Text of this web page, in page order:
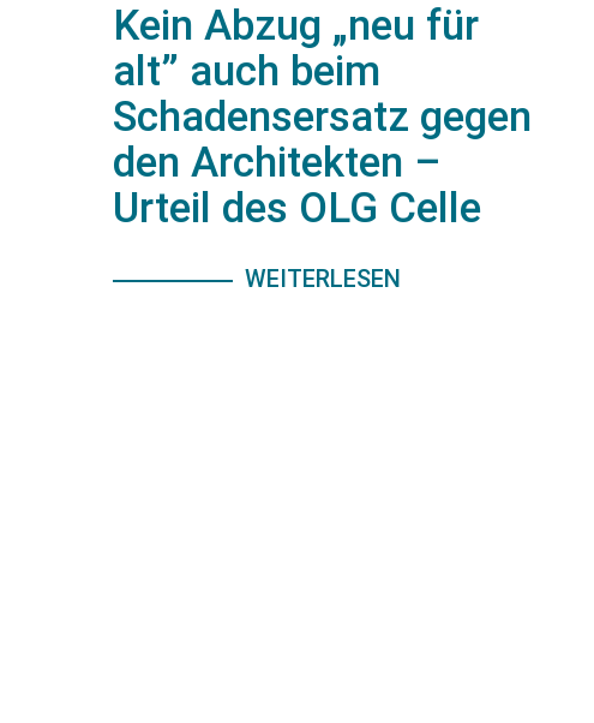
Kein Abzug „neu für
alt” auch beim
Schadensersatz gegen
den Architekten –
Urteil des OLG Celle
WEITERLESEN